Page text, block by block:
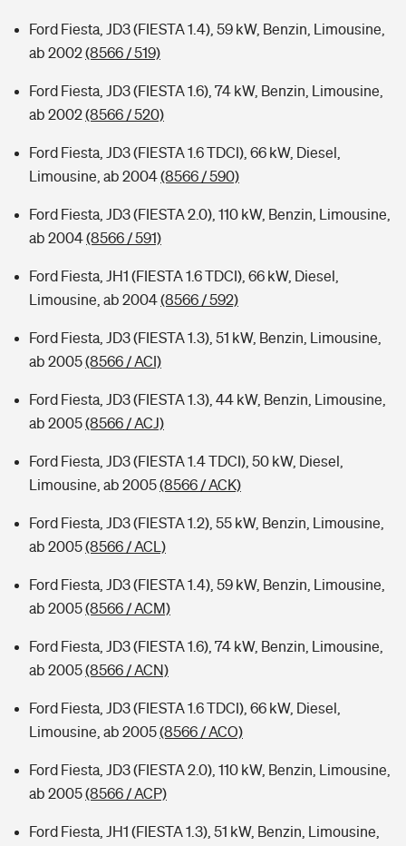
Ford Fiesta, JD3 (FIESTA 1.4), 59 kW, Benzin, Limousine,
ab 2002(8566 / 519)
Ford Fiesta, JD3 (FIESTA 1.6), 74 kW, Benzin, Limousine,
ab 2002(8566 / 520)
Ford Fiesta, JD3 (FIESTA 1.6 TDCI), 66 kW, Diesel,
Limousine, ab 2004(8566 / 590)
Ford Fiesta, JD3 (FIESTA 2.0), 110 kW, Benzin, Limousine,
ab 2004(8566 / 591)
Ford Fiesta, JH1 (FIESTA 1.6 TDCI), 66 kW, Diesel,
Limousine, ab 2004(8566 / 592)
Ford Fiesta, JD3 (FIESTA 1.3), 51 kW, Benzin, Limousine,
ab 2005(8566 / ACI)
Ford Fiesta, JD3 (FIESTA 1.3), 44 kW, Benzin, Limousine,
ab 2005(8566 / ACJ)
Ford Fiesta, JD3 (FIESTA 1.4 TDCI), 50 kW, Diesel,
Limousine, ab 2005(8566 / ACK)
Ford Fiesta, JD3 (FIESTA 1.2), 55 kW, Benzin, Limousine,
ab 2005(8566 / ACL)
Ford Fiesta, JD3 (FIESTA 1.4), 59 kW, Benzin, Limousine,
ab 2005(8566 / ACM)
Ford Fiesta, JD3 (FIESTA 1.6), 74 kW, Benzin, Limousine,
ab 2005(8566 / ACN)
Ford Fiesta, JD3 (FIESTA 1.6 TDCI), 66 kW, Diesel,
Limousine, ab 2005(8566 / ACO)
Ford Fiesta, JD3 (FIESTA 2.0), 110 kW, Benzin, Limousine,
ab 2005(8566 / ACP)
Ford Fiesta, JH1 (FIESTA 1.3), 51 kW, Benzin, Limousine,